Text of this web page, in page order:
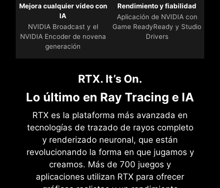
Mejora cualquier vídeo con
IA
NVIDIA Broadcast y el
NVIDIA Encoder de novena
generación
Rendimiento y fiabilidad
Aplicación de NVIDIA con
Game ReadyReady y Studio
Drivers
RTX. It’s On.
Lo último en Ray Tracing e IA
RTX es la plataforma más avanzada en
tecnologías de trazado de rayos completo
y renderizado neuronal, que están
revolucionando la forma en que jugamos y
creamos. Más de 700 juegos y
aplicaciones utilizan RTX para ofrecer